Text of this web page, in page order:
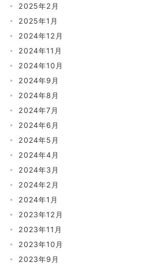
2025年2月
2025年1月
2024年12月
2024年11月
2024年10月
2024年9月
2024年8月
2024年7月
2024年6月
2024年5月
2024年4月
2024年3月
2024年2月
2024年1月
2023年12月
2023年11月
2023年10月
2023年9月